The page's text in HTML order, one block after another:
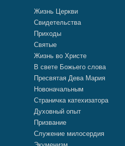
Жизнь Церкви
Свидетельства
Приходы
Святые
Жизнь во Христе
В свете Божьего слова
Пресвятая Дева Мария
Новоначальным
Страничка катехизатора
Духовный опыт
Призвание
Служение милосердия